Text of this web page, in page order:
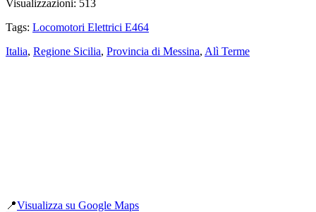
Visualizzazioni: 513
Tags: Locomotori Elettrici E464
Italia, Regione Sicilia, Provincia di Messina, Alì Terme
📍Visualizza su Google Maps